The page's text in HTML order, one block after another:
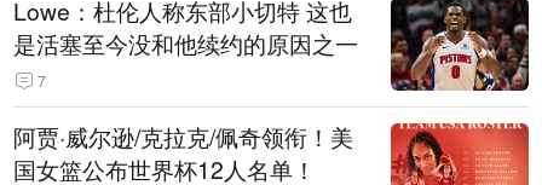
Lowe：杜伦人称东部小切特 这也
是活塞至今没和他续约的原因之一
7
阿贾·威尔逊/克拉克/佩奇领衔！美
国女篮公布世界杯12人名单！